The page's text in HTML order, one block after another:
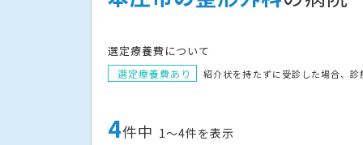
選定療養費について
選定療養費あり
紹介状を持たずに受診した場合、診
4件中 1〜4件を表示